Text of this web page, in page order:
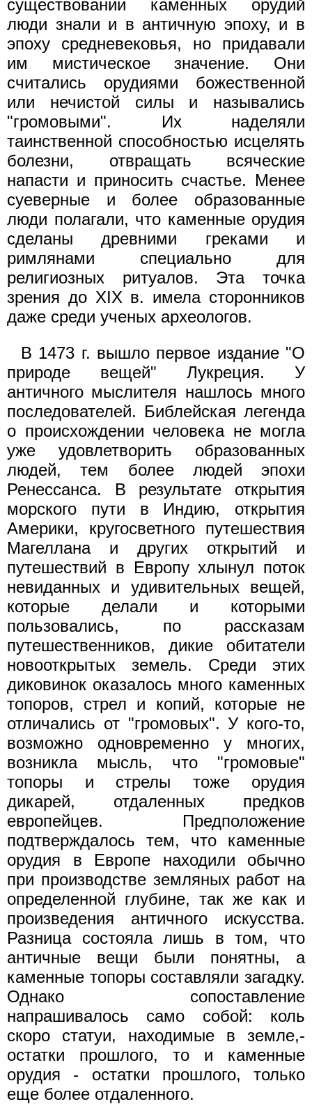
существовании каменных орудий
люди знали и в античную эпоху, и в
эпоху средневековья, но придавали
им мистическое значение. Они
считались орудиями божественной
или нечистой силы и назывались
"громовыми". Их наделяли
таинственной способностью исцелять
болезни, отвращать всяческие
напасти и приносить счастье. Менее
суеверные и более образованные
люди полагали, что каменные орудия
сделаны древними греками и
римлянами специально для
религиозных ритуалов. Эта точка
зрения до XIX в. имела сторонников
даже среди ученых археологов.
В 1473 г. вышло первое издание "О
природе вещей" Лукреция. У
античного мыслителя нашлось много
последователей. Библейская легенда
о происхождении человека не могла
уже удовлетворить образованных
людей, тем более людей эпохи
Ренессанса. В результате открытия
морского пути в Индию, открытия
Америки, кругосветного путешествия
Магеллана и других открытий и
путешествий в Европу хлынул поток
невиданных и удивительных вещей,
которые делали и которыми
пользовались, по рассказам
путешественников, дикие обитатели
новооткрытых земель. Среди этих
диковинок оказалось много каменных
топоров, стрел и копий, которые не
отличались от "громовых". У кого-то,
возможно одновременно у многих,
возникла мысль, что "громовые"
топоры и стрелы тоже орудия
дикарей, отдаленных предков
европейцев. Предположение
подтверждалось тем, что каменные
орудия в Европе находили обычно
при производстве земляных работ на
определенной глубине, так же как и
произведения античного искусства.
Разница состояла лишь в том, что
античные вещи были понятны, а
каменные топоры составляли загадку.
Однако сопоставление
напрашивалось само собой: коль
скоро статуи, находимые в земле,-
остатки прошлого, то и каменные
орудия - остатки прошлого, только
еще более отдаленного.